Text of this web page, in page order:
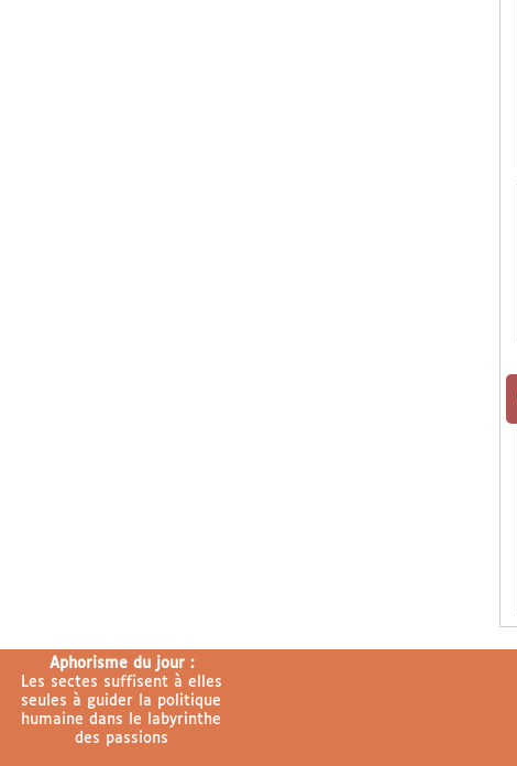
Aphorisme du jour :
Les sectes suffisent à elles
seules à guider la politique
humaine dans le labyrinthe
des passions